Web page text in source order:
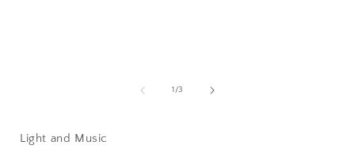
1/von
3
Light and Music